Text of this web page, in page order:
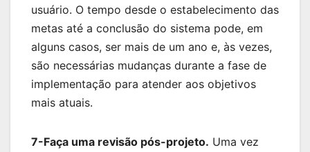
usuário. O tempo desde o estabelecimento das
metas até a conclusão do sistema pode, em
alguns casos, ser mais de um ano e, às vezes,
são necessárias mudanças durante a fase de
implementação para atender aos objetivos
mais atuais.
7-Faça uma revisão pós-projeto. Uma vez